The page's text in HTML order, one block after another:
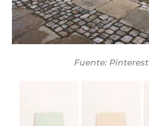
Fuente: Pinterest